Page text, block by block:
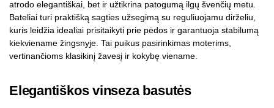
atrodo elegantiškai, bet ir užtikrina patogumą ilgų švenčių metu.
Bateliai turi praktišką sagties užsegimą su reguliuojamu dirželiu,
kuris leidžia idealiai prisitaikyti prie pėdos ir garantuoja stabilumą
kiekviename žingsnyje. Tai puikus pasirinkimas moterims,
vertinančioms klasikinį žavesį ir kokybę viename.
Elegantiškos vinseza basutės